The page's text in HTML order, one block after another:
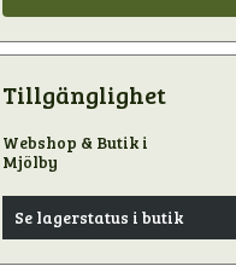
Tillgänglighet
Webshop & Butik i
Mjölby
Se lagerstatus i butik